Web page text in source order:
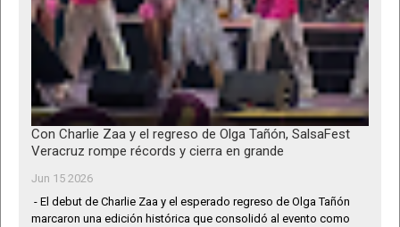
Con Charlie Zaa y el regreso de Olga Tañón, SalsaFest
Veracruz rompe récords y cierra en grande
Jun 15 2026
- El debut de Charlie Zaa y el esperado regreso de Olga Tañón
marcaron una edición histórica que consolidó al evento como